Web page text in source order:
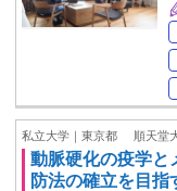
私立大学｜東京都 順天堂
動脈硬化の疫学と
防法の確立を目指